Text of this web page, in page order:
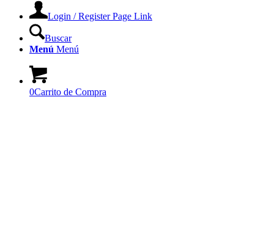
Login / Register Page Link
Buscar
Menú Menú
0Carrito de Compra